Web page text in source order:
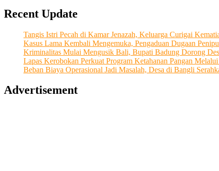
Menahkodai
‘KSP
Agasthia
Sedana
Artha’
Sebagai
Motor
Penggerak
dan
Recent Update
Tangis Istri Pecah di Kamar Jenazah, Keluarga Curigai
Kasus Lama Kembali Mengemuka, Pengaduan Dugaan
Kriminalitas Mulai Mengusik Bali, Bupati Badung Dorong
Lapas Kerobokan Perkuat Program Ketahanan Pangan
Beban Biaya Operasional Jadi Masalah, Desa di Bangli
Advertisement